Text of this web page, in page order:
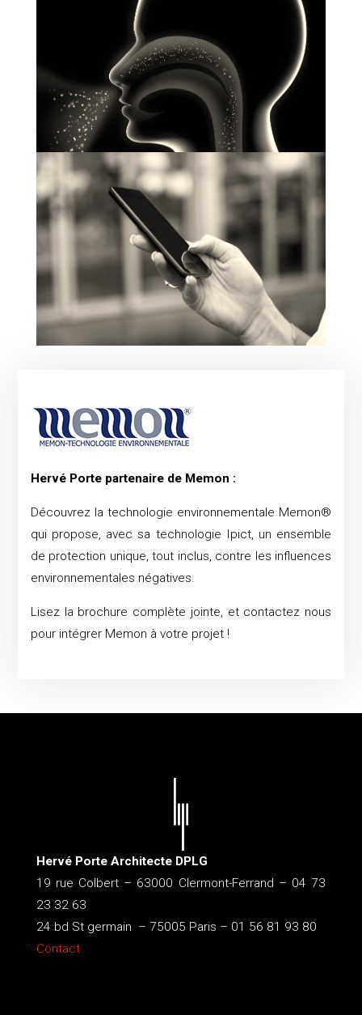
Hervé Porte partenaire de Memon :
Découvrez la technologie environnementale Memon®
qui propose, avec sa technologie Ipict, un ensemble
de protection unique, tout inclus, contre les influences
environnementales négatives.
Lisez la brochure complète jointe, et contactez nous
pour intégrer Memon à votre projet !
Hervé Porte Architecte DPLG
19 rue Colbert – 63000 Clermont-Ferrand – 04 73
23 32 63
24 bd St germain – 75005 Paris – 01 56 81 93 80
Contact